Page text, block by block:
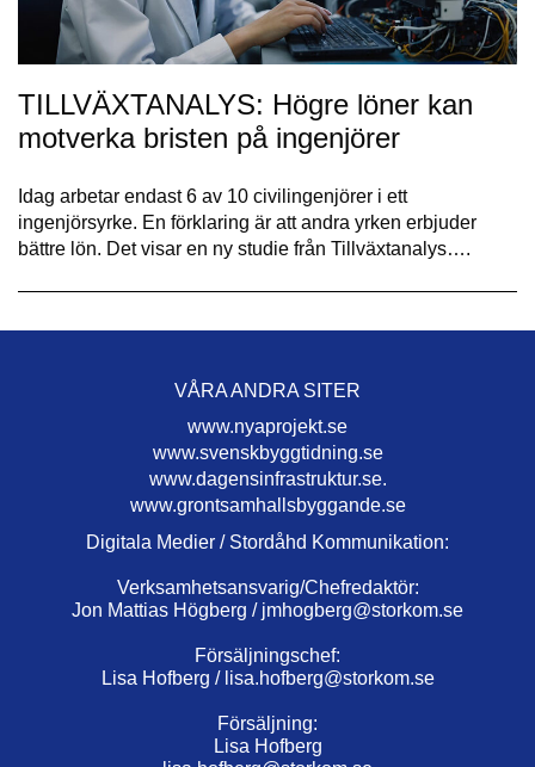
TILLVÄXTANALYS: Högre löner kan
motverka bristen på ingenjörer
Idag arbetar endast 6 av 10 civilingenjörer i ett
ingenjörsyrke. En förklaring är att andra yrken erbjuder
bättre lön. Det visar en ny studie från Tillväxtanalys….
VÅRA ANDRA SITER
www.nyaprojekt.se
www.svenskbyggtidning.se
www.dagensinfrastruktur.se.
www.grontsamhallsbyggande.se
Digitala Medier / Stordåhd Kommunikation:
Verksamhetsansvarig/Chefredaktör:
Jon Mattias Högberg / jmhogberg@storkom.se
Försäljningschef:
Lisa Hofberg / lisa.hofberg@storkom.se
Försäljning:
Lisa Hofberg